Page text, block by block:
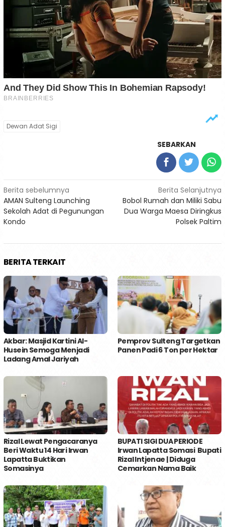
Dewan Adat Sigi
SEBARKAN
Navigasi
pos
Berita sebelumnya
AMAN Sulteng Launching
Sekolah Adat di Pegunungan
Kondo
Berita Selanjutnya
Bobol Rumah dan Miliki Sabu
Dua Warga Maesa Diringkus
Polsek Paltim
BERITA TERKAIT
Akbar: Masjid Kartini Al-
Husein Semoga Menjadi
Ladang Amal Jariyah
Pemprov Sulteng Targetkan
Panen Padi 6 Ton per Hektar
Rizal Lewat Pengacaranya
Beri Waktu 14 Hari Irwan
Lapatta Buktikan
Somasinya
BUPATI SIGI DUA PERIODE
Irwan Lapatta Somasi Bupati
Rizal Intjenae | Diduga
Cemarkan Nama Baik